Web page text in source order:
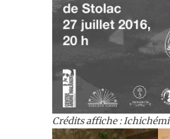
Crédits affiche : Ichichémi